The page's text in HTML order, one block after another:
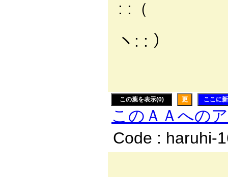
: :（
ヽ: : ）
この葉を表示(0) 更 ここに
このＡＡへの
Code : haruhi-